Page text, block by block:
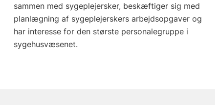
sammen med sygeplejersker, beskæftiger sig med
planlægning af sygeplejerskers arbejdsopgaver og
har interesse for den største personalegruppe i
sygehusvæsenet.